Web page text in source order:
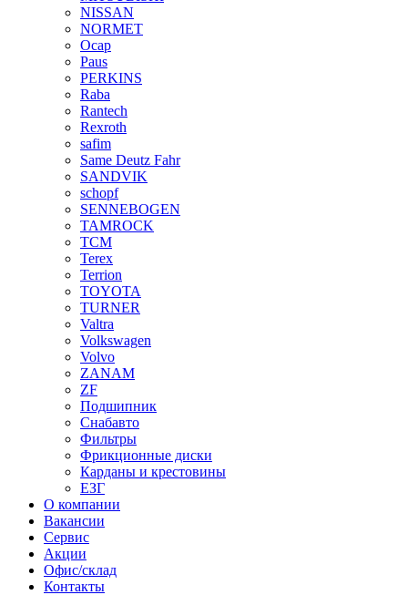
NISSAN
NORMET
Ocap
Paus
PERKINS
Raba
Rantech
Rexroth
safim
Same Deutz Fahr
SANDVIK
schopf
SENNEBOGEN
TAMROCK
TCM
Terex
Terrion
TOYOTA
TURNER
Valtra
Volkswagen
Volvo
ZANAM
ZF
Подшипник
Снабавто
Фильтры
Фрикционные диски
Карданы и крестовины
ЕЗГ
О компании
Вакансии
Сервис
Акции
Офис/склад
Контакты